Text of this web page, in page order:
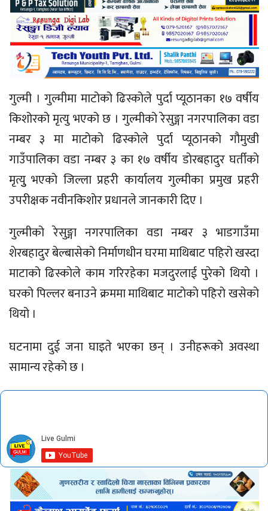
गुल्मी । गुल्मीमा माटोको ढिस्कोले पुर्दा प्यूठानका १७ वर्षीय
किशोरको मृत्यु भएको छ । गुल्मीको रेसुङ्गा नगरपालिका वडा
नम्बर ३ मा माटोको ढिस्काेले पुर्दा प्यूठानको गौमुखी
गाउँपालिका वडा नम्बर ३ का १७ वर्षीय डाेरबहादुर घर्तीकाे
मृत्युु भएको जिल्ला प्रहरी कार्यालय गुल्मीका प्रमुख प्रहरी
उपरीक्षक नवीनकिशाेर प्रधानले जानकारी दिए ।
गुल्मीको रेसुङ्गा नगरपालिका वडा नम्बर ३ भाडगाउँमा
शेरबहादुर बेल्बासेको निर्माणधीन घरमा माथिबाट पहिरो खस्दा
माटाको ढिस्काेले काम गरिरहेका मजदुरलाई पुरेको थियो ।
घरको पिल्लर बनाउने क्रममा माथिबाट माटाेकाे पहिरो खसेको
थियो ।
घटनामा दुई जना घाइते भएका छन् । उनीहरूको अवस्था
सामान्य रहेको छ ।